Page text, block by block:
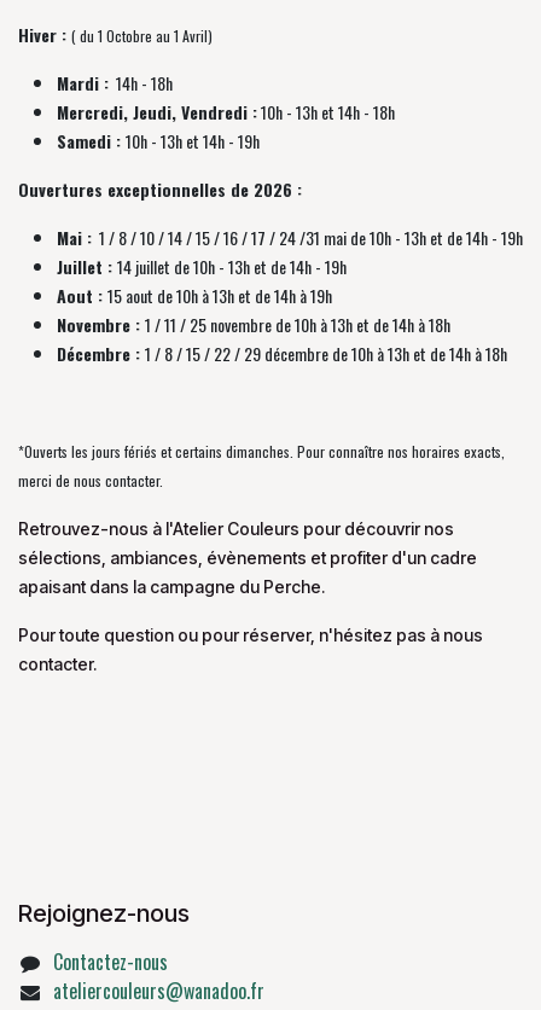
Hiver : ( du 1 Octobre au 1 Avril)
Mardi : 14h - 18h
Mercredi, Jeudi, Vendredi :10h - 13h et 14h - 18h
Samedi :10h - 13h et 14h - 19h
Ouvertures exceptionnelles de 2026 :
Mai : 1 / 8 / 10 / 14 / 15 / 16 / 17 / 24 /31 mai de 10h - 13h et de 14h - 19h
Juillet :14 juillet de 10h - 13h et de 14h - 19h
Aout :15 aout de 10h à 13h et de 14h à 19h
Novembre :1 / 11 / 25 novembre de10h à 13h et de 14h à 18h
Décembre :1 / 8 / 15 / 22 / 29 décembrede10h à 13h et de 14h à 18h
*Ouverts les jours fériés et certains dimanches. Pour connaître nos horaires exacts,
merci de nous contacter.
Retrouvez-nous à l'Atelier Couleurs pour découvrir nos
sélections, ambiances, évènements et profiter d'un cadre
apaisant dans la campagne du Perche.
Pour toute question ou pour réserver, n'hésitez pas à nous
contacter.
Rejoignez-nous
Contactez-nous
ateliercouleurs@wanadoo.fr